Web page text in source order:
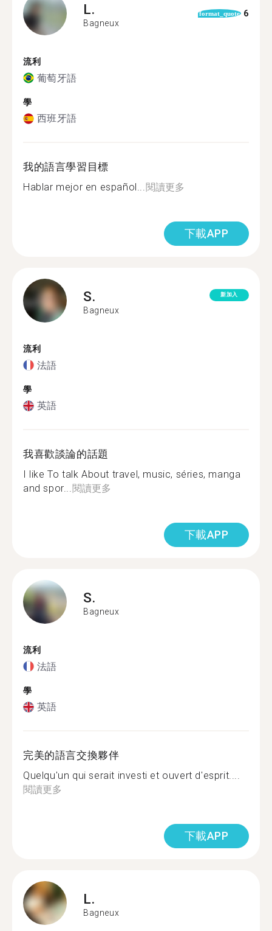
L.
Bagneux
format_quote 6
流利
葡萄牙語
學
西班牙語
我的語言學習目標
Hablar mejor en español...閱讀更多
下載APP
S.
Bagneux
新加入
流利
法語
學
英語
我喜歡談論的話題
I like To talk About travel, music, séries, manga
and spor...閱讀更多
下載APP
S.
Bagneux
流利
法語
學
英語
完美的語言交換夥伴
Quelqu'un qui serait investi et ouvert d'esprit....
閱讀更多
下載APP
L.
Bagneux